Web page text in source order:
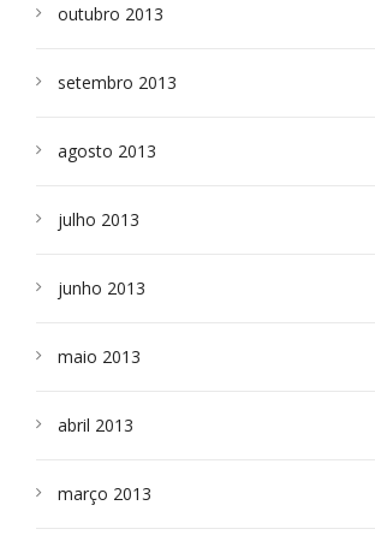
outubro 2013
setembro 2013
agosto 2013
julho 2013
junho 2013
maio 2013
abril 2013
março 2013